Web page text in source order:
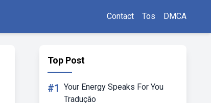
Contact Tos DMCA
Top Post
#1 Your Energy Speaks For You
Tradução